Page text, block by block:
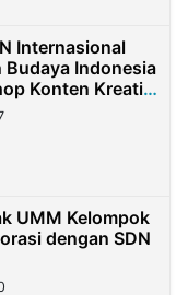
Internasional
Budaya Indonesia
Konten Kreatif
UMM Kelompok
dengan SDN